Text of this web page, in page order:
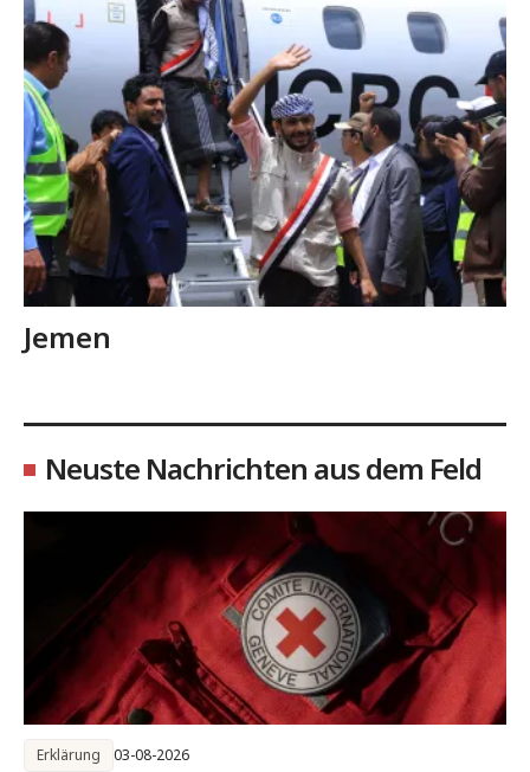
Jemen
Neuste Nachrichten aus dem Feld
Erklärung 03-08-2026